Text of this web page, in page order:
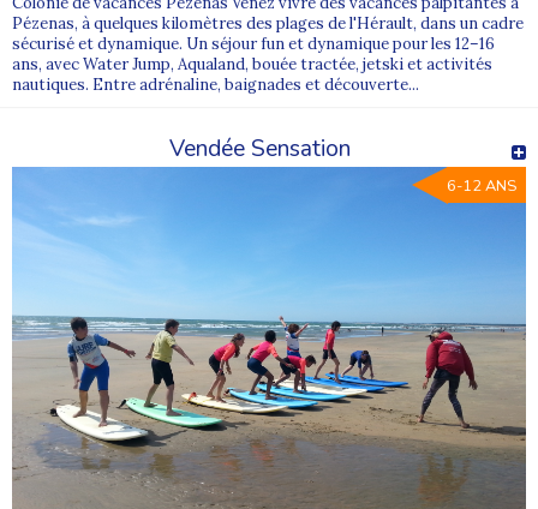
Pézenas, à quelques kilomètres des plages de l'Hérault, dans un cadre
sécurisé et dynamique. Un séjour fun et dynamique pour les 12–16
ans, avec Water Jump, Aqualand, bouée tractée, jetski et activités
nautiques. Entre adrénaline, baignades et découverte...
Vendée Sensation
6-12 ANS